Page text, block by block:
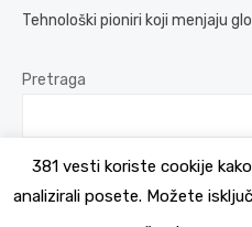
Tehnološki pioniri koji menjaju
Pretraga
381 vesti koriste cookije
analizirali posete. Možete